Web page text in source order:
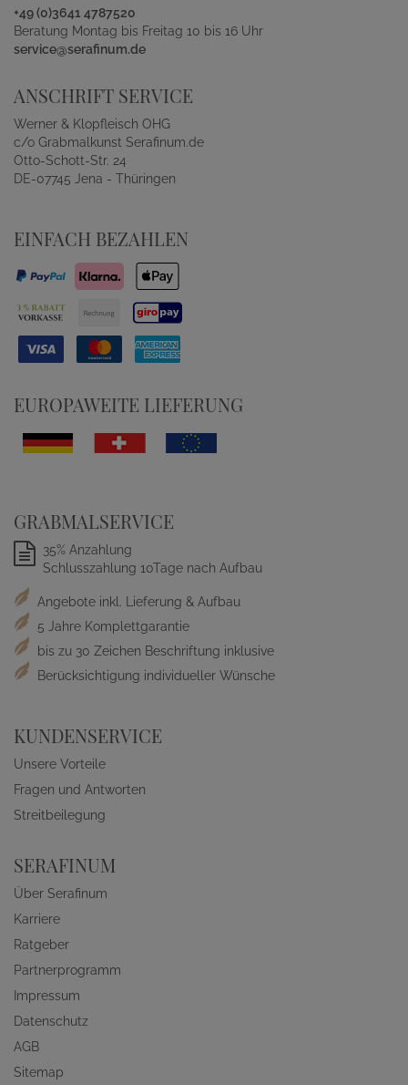
+49 (0)3641 4787520
Beratung Montag bis Freitag 10 bis 16 Uhr
service@serafinum.de
ANSCHRIFT SERVICE
Werner & Klopfleisch OHG
c/o Grabmalkunst Serafinum.de
Otto-Schott-Str. 24
DE-07745 Jena - Thüringen
EINFACH BEZAHLEN
EUROPAWEITE LIEFERUNG
GRABMALSERVICE
35% Anzahlung
Schlusszahlung 10Tage nach Aufbau
Angebote inkl. Lieferung & Aufbau
5 Jahre Komplettgarantie
bis zu 30 Zeichen Beschriftung inklusive
Berücksichtigung individueller Wünsche
KUNDENSERVICE
Unsere Vorteile
Fragen und Antworten
Streitbeilegung
SERAFINUM
Über Serafinum
Karriere
Ratgeber
Partnerprogramm
Impressum
Datenschutz
AGB
Sitemap